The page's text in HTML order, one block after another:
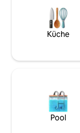
Mach es dir mit
gemütlich oder
mit einem Glas
mit den
Marshmallows
Küche
Pool